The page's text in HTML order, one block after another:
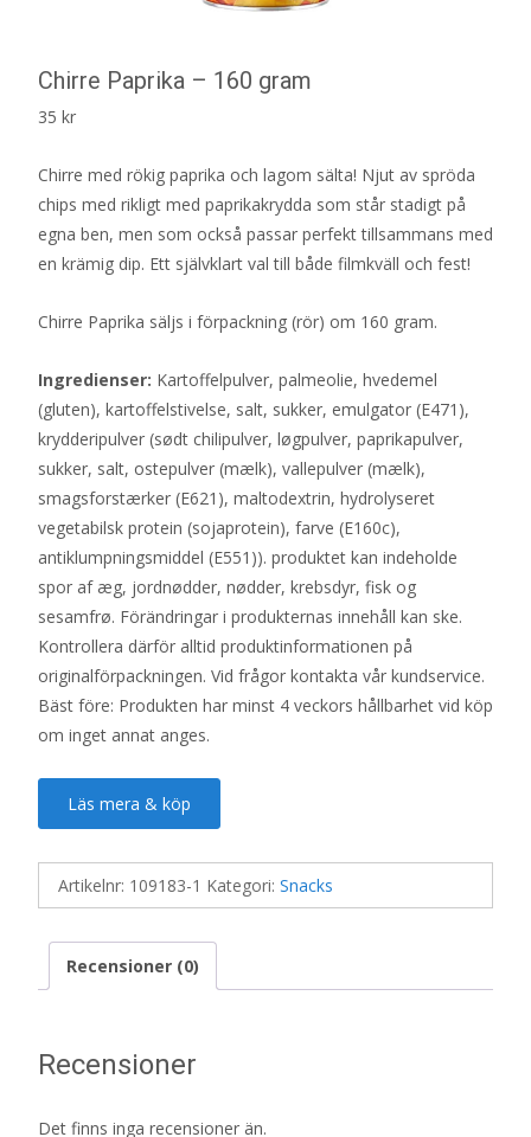
Chirre Paprika – 160 gram
35 kr
Chirre med rökig paprika och lagom sälta! Njut av spröda
chips med rikligt med paprikakrydda som står stadigt på
egna ben, men som också passar perfekt tillsammans med
en krämig dip. Ett självklart val till både filmkväll och fest!
Chirre Paprika säljs i förpackning (rör) om 160 gram.
Ingredienser: Kartoffelpulver, palmeolie, hvedemel
(gluten), kartoffelstivelse, salt, sukker, emulgator (E471),
krydderipulver (sødt chilipulver, løgpulver, paprikapulver,
sukker, salt, ostepulver (mælk), vallepulver (mælk),
smagsforstærker (E621), maltodextrin, hydrolyseret
vegetabilsk protein (sojaprotein), farve (E160c),
antiklumpningsmiddel (E551)). produktet kan indeholde
spor af æg, jordnødder, nødder, krebsdyr, fisk og
sesamfrø. Förändringar i produkternas innehåll kan ske.
Kontrollera därför alltid produktinformationen på
originalförpackningen. Vid frågor kontakta vår kundservice.
Bäst före: Produkten har minst 4 veckors hållbarhet vid köp
om inget annat anges.
Läs mera & köp
Artikelnr: 109183-1 Kategori: Snacks
Recensioner (0)
Recensioner
Det finns inga recensioner än.